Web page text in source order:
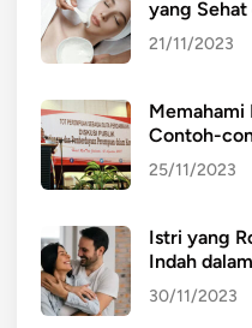
a
h
m
i
yang Sehat
21/11/2023
Memahami
Contoh-
25/11/2023
Istri yang
Indah
30/11/2023